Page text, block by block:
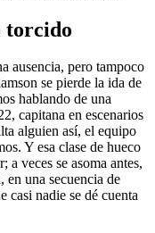
torcido
ausencia, pero tampoco
se pierde la ida de
hablando de una
capitana en escenarios
alguien así, el equipo
Y esa clase de hueco
a veces se asoma antes,
en una secuencia de
casi nadie se dé cuenta